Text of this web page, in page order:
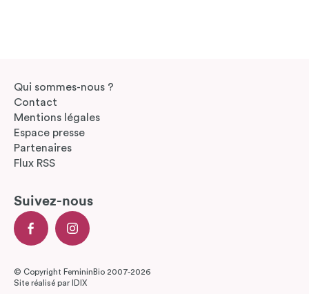
Qui sommes-nous ?
Contact
Mentions légales
Espace presse
Partenaires
Flux RSS
Suivez-nous
© Copyright FemininBio 2007-2026
Site réalisé par
IDIX